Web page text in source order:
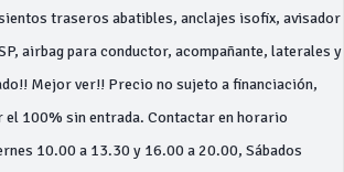
traseros abatibles, anclajes isofix, avisador
airbag para conductor, acompañante, laterales y
Mejor ver!! Precio no sujeto a financiación,
el 100% sin entrada. Contactar en horario
10.00 a 13.30 y 16.00 a 20.00, Sábados